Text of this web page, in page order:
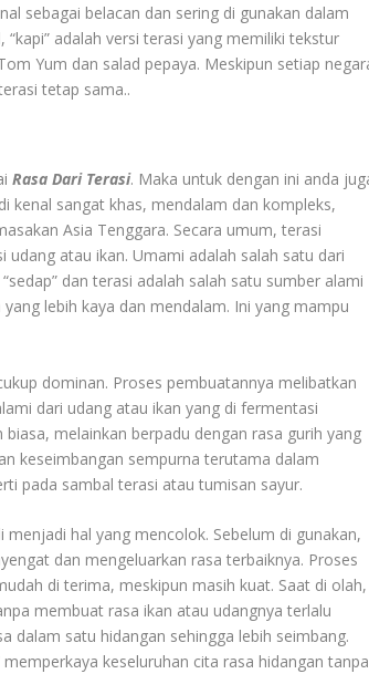
sebagai belacan dan sering di gunakan dalam
adalah versi terasi yang memiliki tekstur
Yum dan salad pepaya. Meskipun setiap
tetap sama..
Rasa Dari Terasi. Maka untuk dengan ini anda
kenal sangat khas, mendalam dan kompleks,
Asia Tenggara. Secara umum, terasi
atau ikan. Umami adalah salah satu dari
dan terasi adalah salah satu sumber alami
lebih kaya dan mendalam. Ini yang mampu
dominan. Proses pembuatannya melibatkan
dari udang atau ikan yang di fermentasi
melainkan berpadu dengan rasa gurih yang
keseimbangan sempurna terutama dalam
pada sambal terasi atau tumisan sayur.
hal yang mencolok. Sebelum di gunakan,
dan mengeluarkan rasa terbaiknya. Proses
di terima, meskipun masih kuat. Saat di olah,
membuat rasa ikan atau udangnya terlalu
dalam satu hidangan sehingga lebih seimbang.
keseluruhan cita rasa hidangan tanpa